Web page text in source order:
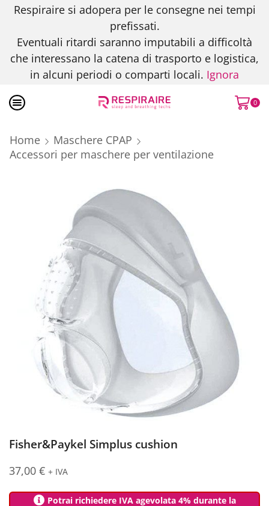
Respiraire si adopera per le consegne nei tempi
prefissati.
Eventuali ritardi saranno imputabili a difficoltà
che interessano la catena di trasporto e logistica,
in alcuni periodi o comparti locali. Ignora
0
Home
Maschere CPAP
Accessori per maschere per ventilazione
Fisher&Paykel Simplus cushion
37,00 € + IVA
Potrai richiedere IVA agevolata 4% durante la